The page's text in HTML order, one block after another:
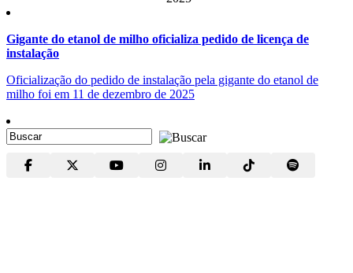
Gigante do etanol de milho oficializa pedido de licença de
instalação
Oficialização do pedido de instalação pela gigante do etanol de
milho foi em 11 de dezembro de 2025